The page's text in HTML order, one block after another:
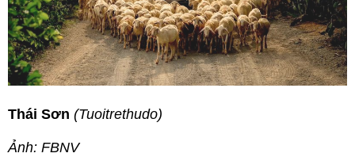
Thái Sơn (Tuoitrethudo)
Ảnh: FBNV